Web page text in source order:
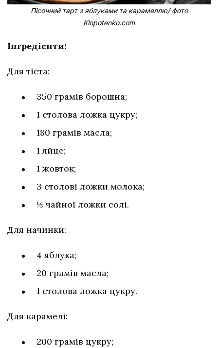
Пісочний тарт з яблуками та карамеллю/ фото
Klopotenko.com
Інгредієнти:
Для тіста:
350 грамів борошна;
1 столова ложка цукру;
180 грамів масла;
1 яйце;
1 жовток;
3 столові ложки молока;
⅓ чайної ложки солі.
Для начинки:
4 яблука;
20 грамів масла;
1 столова ложка цукру.
Для карамелі:
200 грамів цукру;